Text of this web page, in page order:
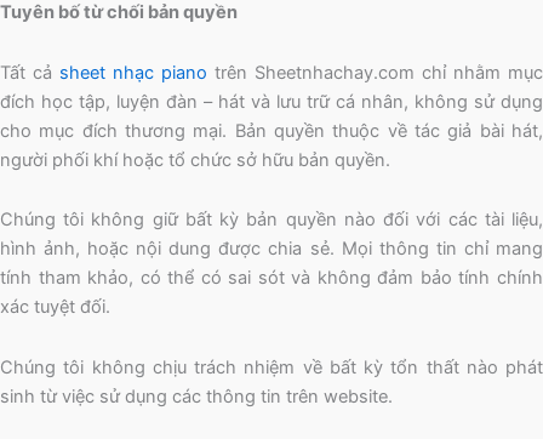
Tuyên bố từ chối bản quyền
Tất cả sheet nhạc piano trên Sheetnhachay.com chỉ nhằm mục
đích học tập, luyện đàn – hát và lưu trữ cá nhân, không sử dụng
cho mục đích thương mại. Bản quyền thuộc về tác giả bài hát,
người phối khí hoặc tổ chức sở hữu bản quyền.
Chúng tôi không giữ bất kỳ bản quyền nào đối với các tài liệu,
hình ảnh, hoặc nội dung được chia sẻ. Mọi thông tin chỉ mang
tính tham khảo, có thể có sai sót và không đảm bảo tính chính
xác tuyệt đối.
Chúng tôi không chịu trách nhiệm về bất kỳ tổn thất nào phát
sinh từ việc sử dụng các thông tin trên website.